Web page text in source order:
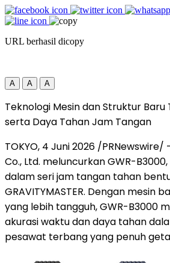
URL berhasil dicopy
A A A
Teknologi Mesin dan Struktur
serta Daya Tahan Jam Tangan
TOKYO, 4 Juni 2026 /
Co., Ltd. meluncurkan GWR-
dalam seri jam tangan tahan
GRAVITYMASTER. Dengan mesin
yang lebih tangguh, GWR-B3000
akurasi waktu dan daya tahan
pesawat terbang yang penuh